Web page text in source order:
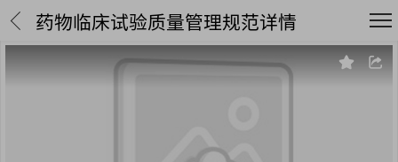
药物临床试验质量管理规范详情
加载中...